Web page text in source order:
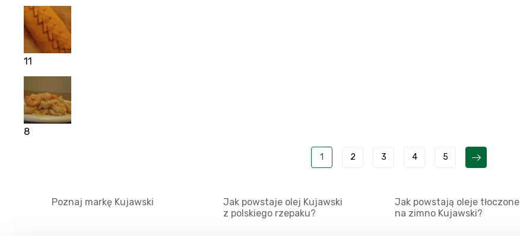
11
8
1 2 3 4 5
Poznaj markę Kujawski
Jak powstaje olej Kujawski
z polskiego rzepaku?
Jak powstają oleje tłoczone
na zimno Kujawski?